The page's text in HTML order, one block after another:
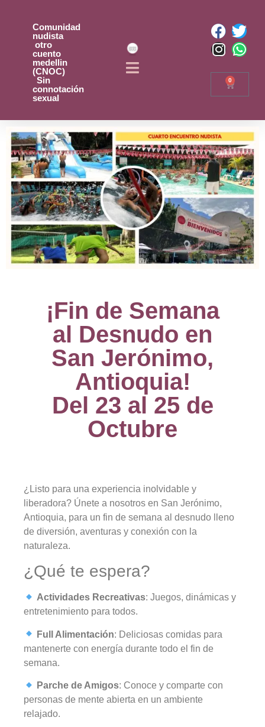
Comunidad
nudista
otro
cuento
medellin
(CNOC)
Sin
connotación
sexual
0
¡Fin de Semana
al Desnudo en
San Jerónimo,
Antioquia!
Del 23 al 25 de
Octubre
¿Listo para una experiencia inolvidable y
liberadora? Únete a nosotros en San Jerónimo,
Antioquia, para un fin de semana al desnudo lleno
de diversión, aventuras y conexión con la
naturaleza.
¿Qué te espera?
Actividades Recreativas: Juegos, dinámicas y
entretenimiento para todos.
Full Alimentación: Deliciosas comidas para
mantenerte con energía durante todo el fin de
semana.
Parche de Amigos: Conoce y comparte con
personas de mente abierta en un ambiente
relajado.